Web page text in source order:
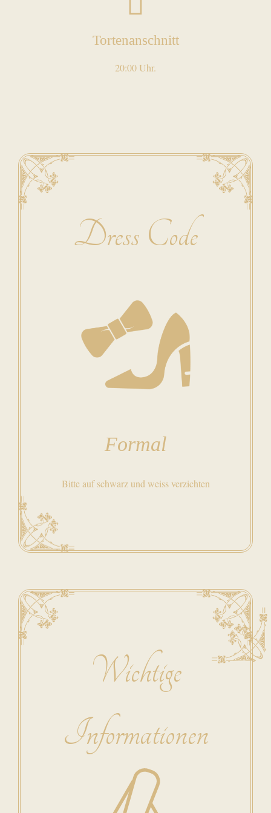
Tortenanschnitt
20:00 Uhr.
Dress Code
Formal
Bitte auf schwarz und weiss verzichten
Wichtige
Informationen